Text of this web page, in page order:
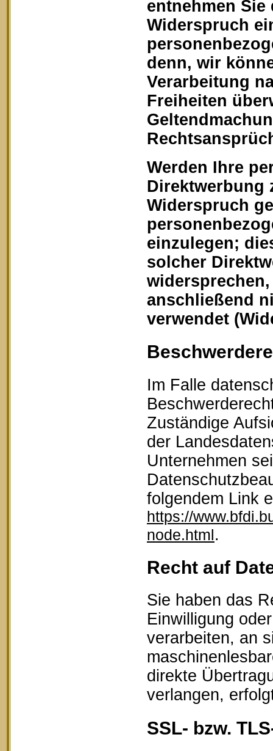
entnehmen
Widerspruch
denn, wir
Verarbeitung
Freiheiten
Werden Ihre
Direktwerbung
Widerspruch
einzulegen;
solcher
anschließend
verwendet
Im Falle
Zuständige
der
Unternehmen
folgendem Link
https://
node.html.
Recht auf
Sie haben das
Einwilligung
verarbeiten, an
direkte
verlangen,
SSL- bzw.